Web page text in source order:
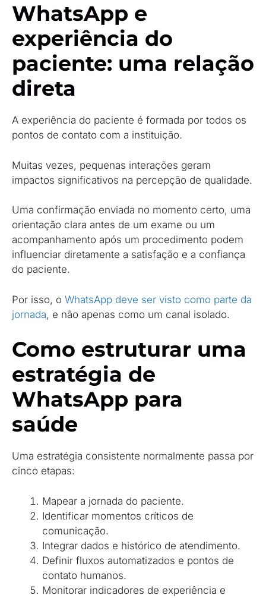
WhatsApp e
experiência do
paciente: uma relação
direta
A experiência do paciente é formada por todos os
pontos de contato com a instituição.
Muitas vezes, pequenas interações geram
impactos significativos na percepção de qualidade.
Uma confirmação enviada no momento certo, uma
orientação clara antes de um exame ou um
acompanhamento após um procedimento podem
influenciar diretamente a satisfação e a confiança
do paciente.
Por isso, o WhatsApp deve ser visto como parte da
jornada, e não apenas como um canal isolado.
Como estruturar uma
estratégia de
WhatsApp para
saúde
Uma estratégia consistente normalmente passa por
cinco etapas:
Mapear a jornada do paciente.
Identificar momentos críticos de
comunicação.
Integrar dados e histórico de atendimento.
Definir fluxos automatizados e pontos de
contato humanos.
Monitorar indicadores de experiência e